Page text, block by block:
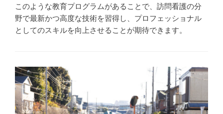
このような教育プログラムがあることで、訪問看護の分
野で最新かつ高度な技術を習得し、プロフェッショナル
としてのスキルを向上させることが期待できます。